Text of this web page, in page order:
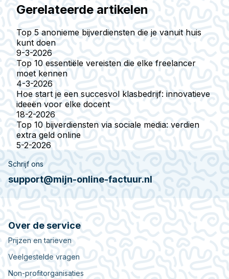
Gerelateerde artikelen
Top 5 anonieme bijverdiensten die je vanuit huis
kunt doen
9-3-2026
Top 10 essentiële vereisten die elke freelancer
moet kennen
4-3-2026
Hoe start je een succesvol klasbedrijf: innovatieve
ideeën voor elke docent
18-2-2026
Top 10 bijverdiensten via sociale media: verdien
extra geld online
5-2-2026
Schrijf ons
support@mijn-online-factuur.nl
Over de service
Prijzen en tarieven
Veelgestelde vragen
Non-profitorganisaties